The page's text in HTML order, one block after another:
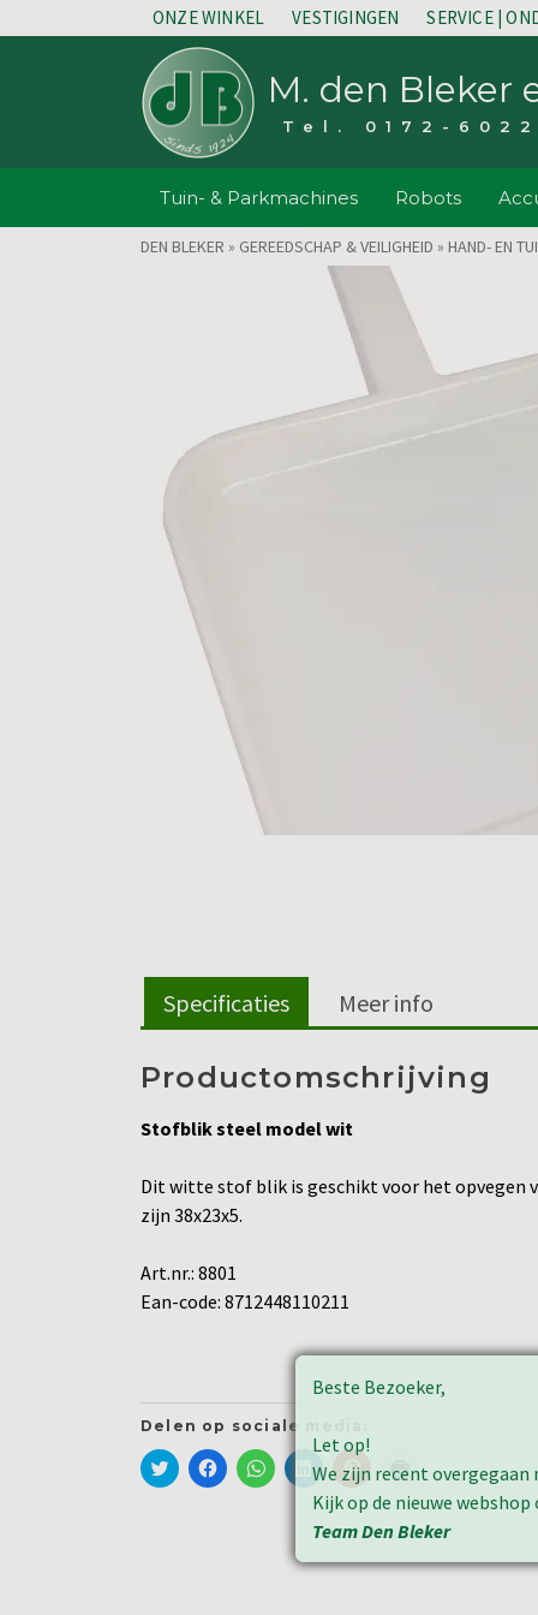
ONZE WINKEL VESTIGINGEN SERVICE |
M. den Bleker
Tel. 0172-
Tuin- & Parkmachines Robots
DEN BLEKER » GEREEDSCHAP & VEILIGHEID » HAND- EN
Specificaties Meer info
Productomschrijving
Stofblik steel model wit
Dit witte stof blik is geschikt voor het opvegen
zijn 38x23x5.
Art.nr.: 8801
Ean-code: 8712448110211
Delen op sociale media:
Klik
om
Klik
om
Klik
om
WhatsApp
(Wordt
Klik
om
op
LinkedIn
te
delen
(Wordt
in
om
op
Pinterest
te
delen
(Wordt
in
Klik
om
af
te
drukken
(Wordt
in
een
Beste Bezoeker,
Let op!
We zijn recent overgegaan
Kijk op de nieuwe
Team Den Bleker